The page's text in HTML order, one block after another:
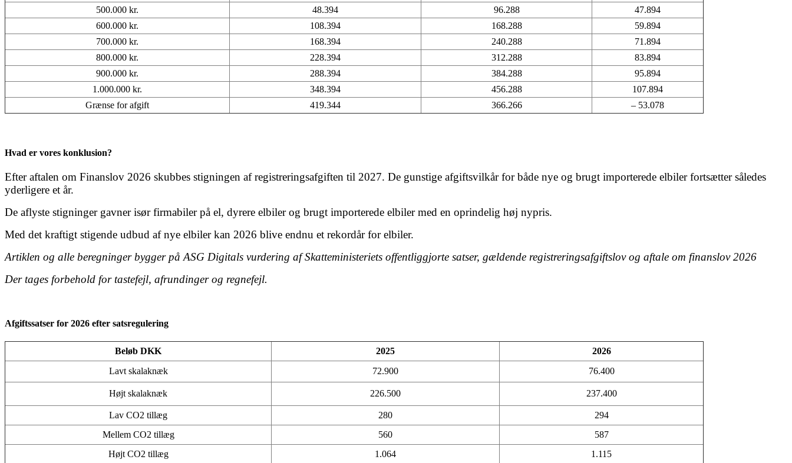
500.000 kr.
48.394 96.288
47.894
600.000 kr.
108.394 168.288
59.894
700.000 kr.
168.394 240.288
71.894
800.000 kr.
228.394 312.288
83.894
900.000 kr.
288.394 384.288
95.894
1.000.000 kr.
348.394 456.288
107.894
Grænse for afgift
419.344 366.266 – 53.078
Hvad er vores konklusion?
Efter aftalen om Finanslov 2026 skubbes stigningen af registreringsafgiften til 2027. De gunstige afgiftsvilkår for både nye og brugt importerede elbiler fortsætter således
yderligere et år.
De aflyste stigninger gavner isør firmabiler på el, dyrere elbiler og brugt importerede elbiler med en oprindelig høj nypris.
Med det kraftigt stigende udbud af nye elbiler kan 2026 blive endnu et rekordår for elbiler.
Artiklen og alle beregninger bygger på ASG Digitals vurdering af Skatteministeriets offentliggjorte satser, gældende registreringsafgiftslov og aftale om finanslov 2026
Der tages forbehold for tastefejl, afrundinger og regnefejl.
Afgiftssatser for 2026 efter satsregulering
Beløb DKK 2025
2026
Lavt skalaknæk
72.900 76.400
Højt skalaknæk 226.500 237.400
Lav CO2 tillæg 280
294
Mellem CO2 tillæg
560
587
Højt CO2 tillæg
1.064 1.115